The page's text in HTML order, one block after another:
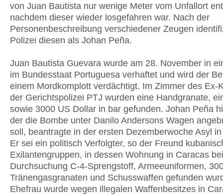
von Juan Bautista nur wenige Meter vom Unfallort
nachdem dieser wieder losgefahren war. Nach der
Personenbeschreibung verschiedener Zeugen
Polizei diesen als Johan Peña.
Juan Bautista Guevara wurde am 28. November in
im Bundesstaat Portuguesa verhaftet und wird der
einem Mordkomplott verdächtigt. Im Zimmer des Ex-
der Gerichtspolizei PTJ wurden eine Handgranate,
sowie 3000 US Dollar in bar gefunden. Johan Peña
der die Bombe unter Danilo Andersons Wagen
soll, beantragte in der ersten Dezemberwoche Asyl
Er sei ein politisch Verfolgter, so der Freund
Exilantengruppen, in dessen Wohnung in Caracas
Durchsuchung C-4-Sprengstoff, Armeeuniformen,
Tränengasgranaten und Schusswaffen gefunden
Ehefrau wurde wegen illegalen Waffenbesitzes in